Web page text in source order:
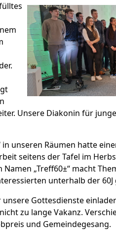
Unsere Diakonin für
in unseren Räumen hatte
seitens der Tafel im
„Treff60±“ macht
unterhalb der
Gottesdienste
zu lange Vakanz.
und Gemeindegesang.